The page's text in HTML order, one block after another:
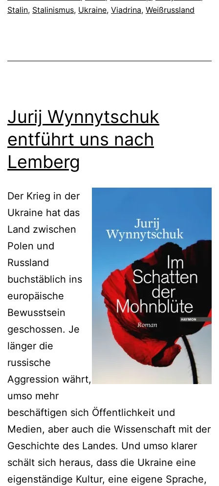
Stalin, Stalinismus, Ukraine, Viadrina, Weißrussland
Jurij Wynnytschuk
entführt uns nach
Lemberg
Der Krieg in der
Ukraine hat das
Land zwischen
Polen und
Russland
buchstäblich ins
europäische
Bewusstsein
geschossen. Je
länger die
russische
Aggression währt,
umso mehr
beschäftigen sich Öffentlichkeit und
Medien, aber auch die Wissenschaft mit der
Geschichte des Landes. Und umso klarer
schält sich heraus, dass die Ukraine eine
eigenständige Kultur, eine eigene Sprache,